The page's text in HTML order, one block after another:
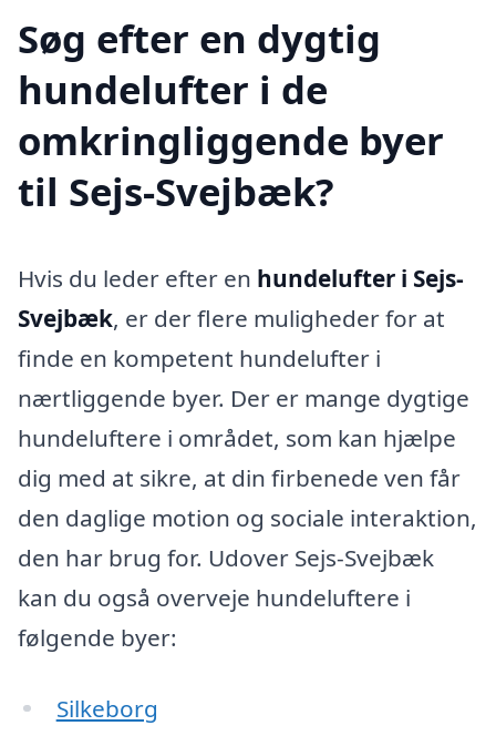
Søg efter en dygtig
hundelufter i de
omkringliggende byer
til Sejs-Svejbæk?
Hvis du leder efter en hundelufter i Sejs-
Svejbæk, er der flere muligheder for at
finde en kompetent hundelufter i
nærtliggende byer. Der er mange dygtige
hundeluftere i området, som kan hjælpe
dig med at sikre, at din firbenede ven får
den daglige motion og sociale interaktion,
den har brug for. Udover Sejs-Svejbæk
kan du også overveje hundeluftere i
følgende byer:
Silkeborg